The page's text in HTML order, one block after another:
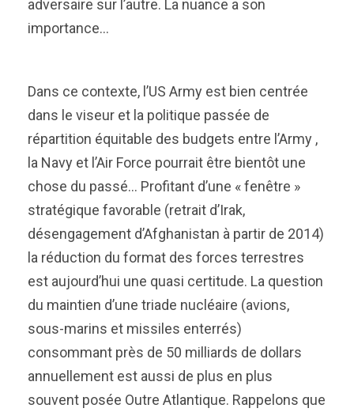
adversaire sur l’autre. La nuance a son
importance…
Dans ce contexte, l’US Army est bien centrée
dans le viseur et la politique passée de
répartition équitable des budgets entre l’Army ,
la Navy et l’Air Force pourrait être bientôt une
chose du passé… Profitant d’une « fenêtre »
stratégique favorable (retrait d’Irak,
désengagement d’Afghanistan à partir de 2014)
la réduction du format des forces terrestres
est aujourd’hui une quasi certitude. La question
du maintien d’une triade nucléaire (avions,
sous-marins et missiles enterrés)
consommant près de 50 milliards de dollars
annuellement est aussi de plus en plus
souvent posée Outre Atlantique. Rappelons que